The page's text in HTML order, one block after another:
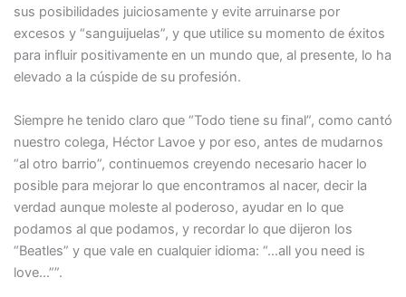
sus posibilidades juiciosamente y evite arruinarse por
excesos y “sanguijuelas”, y que utilice su momento de éxitos
para influir positivamente en un mundo que, al presente, lo ha
elevado a la cúspide de su profesión.
Siempre he tenido claro que “Todo tiene su final”, como cantó
nuestro colega, Héctor Lavoe y por eso, antes de mudarnos
“al otro barrio”, continuemos creyendo necesario hacer lo
posible para mejorar lo que encontramos al nacer, decir la
verdad aunque moleste al poderoso, ayudar en lo que
podamos al que podamos, y recordar lo que dijeron los
“Beatles” y que vale en cualquier idioma: “…all you need is
love…””.